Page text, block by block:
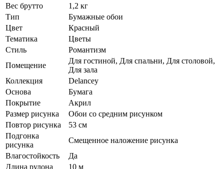
Вес брутто
1,2 кг
Тип
Бумажные обои
Цвет
Красный
Тематика
Цветы
Стиль
Романтизм
Помещение
Для гостиной, Для спальни, Для столовой,
Для зала
Коллекция
Delancey
Основа
Бумага
Покрытие
Акрил
Размер рисунка
Обои со средним рисунком
Повтор рисунка
53 см
Подгонка
рисунка
Смещенное наложение рисунка
Влагостойкость
Да
Длина рулона
10 м